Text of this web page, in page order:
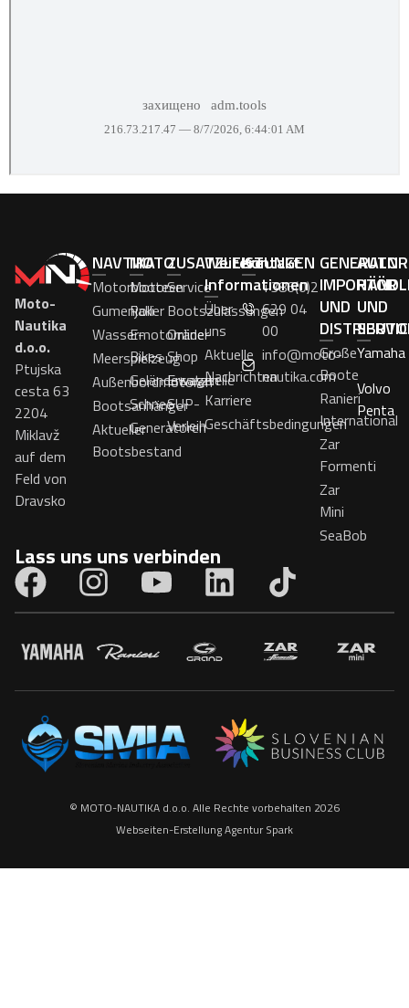
Moto-
Nautika
d.o.o.
Ptujska
cesta 63
2204
Miklavž
auf dem
Feld von
Dravsko
NAVTIKA
Motorboote
Gumenjaki
Wassermotorräder
Meerspielzeug
Außenbordmotoren
Bootsanhänger
Aktueller
Bootsbestand
MOTO
Motoren
Roller
E-
Bikes
Geländewagen
Schnee
Generatoren
ZUSATZLEISTUNGEN
Service
Bootszulassungen
Online-
Shop
Ersatzteile
SUP-
Verleih
Weitere
Informationen
Über
uns
Aktuelle
Nachrichten
Karriere
Geschäftsbedingungen
Kontakt
+386(0)2
629 04
00
info@moto-
nautika.com
GENERALNI
IMPORTÖR
UND
Große
Boote
Ranieri
International
Zar
Formenti
Zar
Mini
SeaBob
UND
Yamaha
Volvo
Penta
Lass uns uns verbinden
© MOTO-NAUTIKA d.o.o. Alle Rechte vorbehalten 2026
Webseiten-ErstellungAgentur Spark